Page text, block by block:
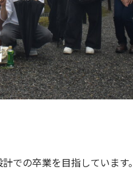
での卒業を目指しています